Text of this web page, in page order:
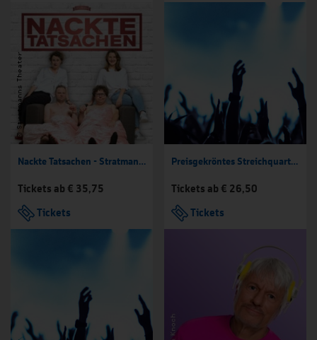
Nackte Tatsachen - Stratmanns Theater im Europahaus
Tickets ab € 35,75
Tickets
Preisgekröntes Streichquartett - Philharmonie Essen
Tickets ab € 26,50
Tickets